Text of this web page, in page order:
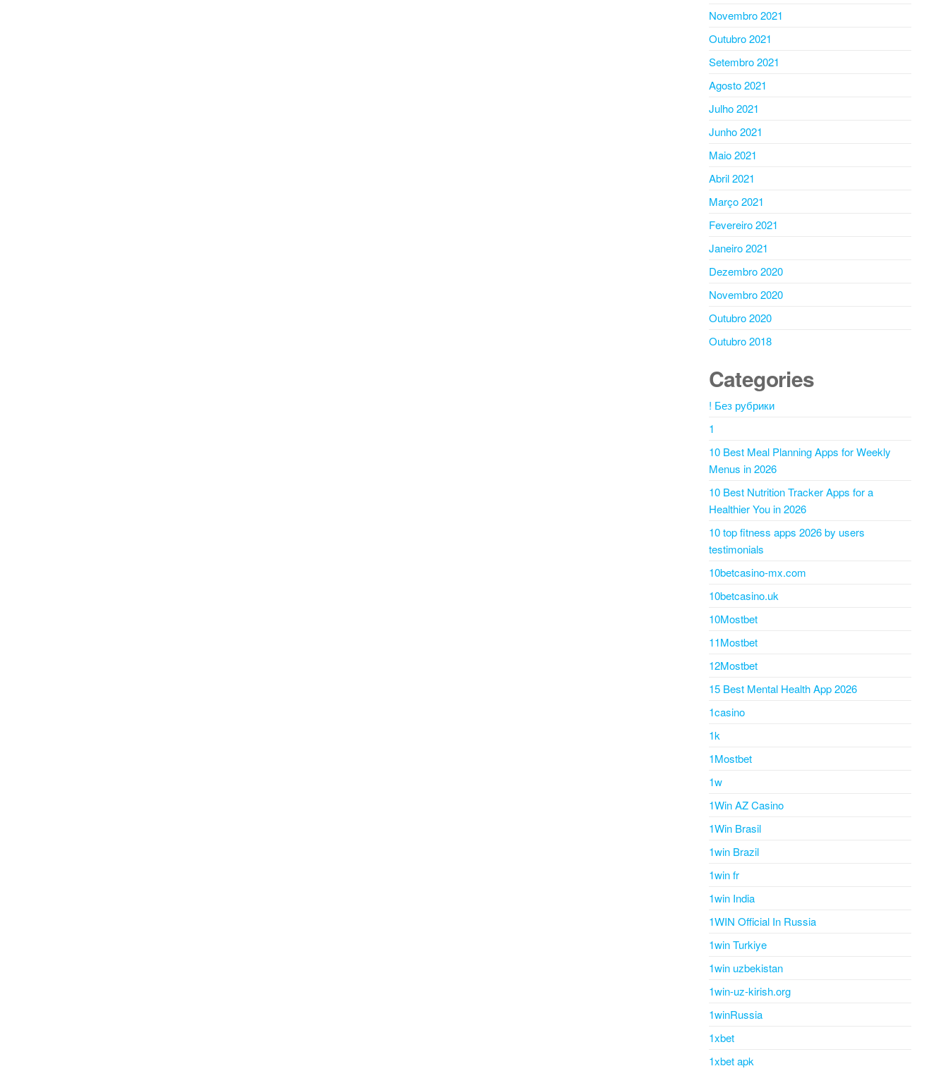
Novembro 2021
Outubro 2021
Setembro 2021
Agosto 2021
Julho 2021
Junho 2021
Maio 2021
Abril 2021
Março 2021
Fevereiro 2021
Janeiro 2021
Dezembro 2020
Novembro 2020
Outubro 2020
Outubro 2018
Categories
! Без рубрики
1
10 Best Meal Planning Apps for Weekly
Menus in 2026
10 Best Nutrition Tracker Apps for a
Healthier You in 2026
10 top fitness apps 2026 by users
testimonials
10betcasino-mx.com
10betcasino.uk
10Mostbet
11Mostbet
12Mostbet
15 Best Mental Health App 2026
1casino
1k
1Mostbet
1w
1Win AZ Casino
1Win Brasil
1win Brazil
1win fr
1win India
1WIN Official In Russia
1win Turkiye
1win uzbekistan
1win-uz-kirish.org
1winRussia
1xbet
1xbet apk